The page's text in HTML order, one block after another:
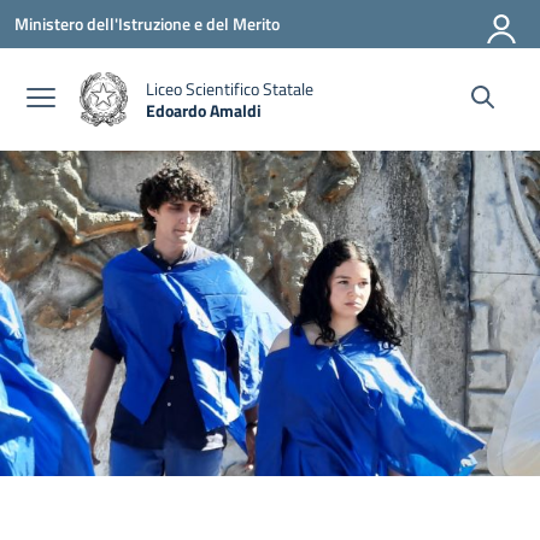
Vai ai contenuti
Vai al menu di navigazione
Vai al footer
Ministero dell'Istruzione e del Merito
Liceo Scientifico Statale
Edoardo Amaldi